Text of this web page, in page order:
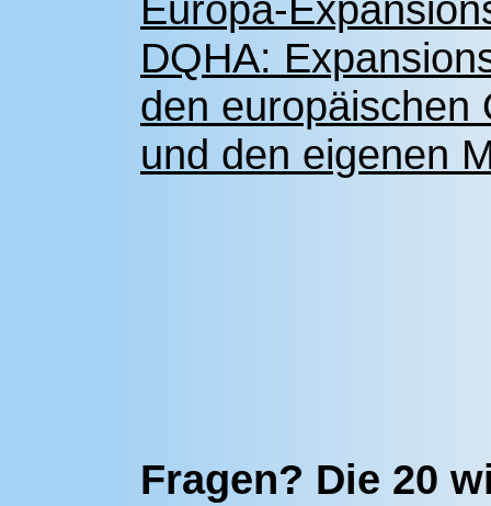
DQHA:
den europäischen
und den eigenen
Fragen? Die 20